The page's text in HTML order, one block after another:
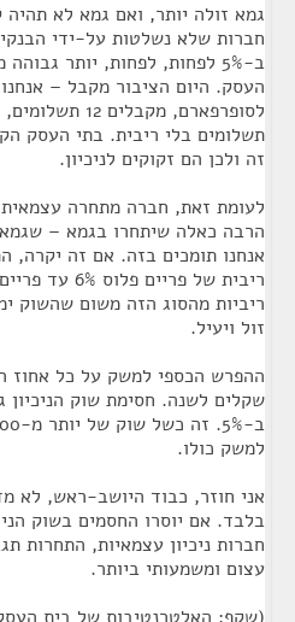
גמא זולה יותר, ואם גמא לא
חברות שלא נשלטות על-ידי
ב-5% לפחות, לפחות, יותר
העסק. היום הציבור מקבל – אנחנו
תשלומים בלי ריבית. בתי העסק
זה ולכן הם זקוקים לניכיון.
לעומת זאת, חברה מתחרה עצמאית
הרבה כאלה שיתחרו בגמא – שגמא
אנחנו תומכים בזה. אם זה יקרה,
ריביות מהסוג הזה משום שהשוק
זול ויעיל.
שקלים לשנה. חסימת שוק הניכיון
למשק כולו.
אני חוזר, כבוד היושב-ראש, לא
בלבד. אם יוסרו החסמים בשוק
חברות ניכיון עצמאיות, התחרות
עצום ומשמעותי ביותר.